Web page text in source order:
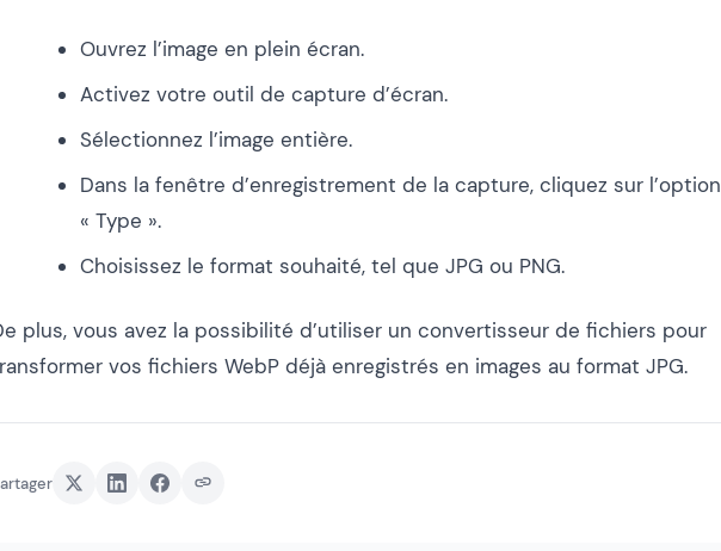
Ouvrez l’image en plein écran.
Activez votre outil de capture d’écran.
Sélectionnez l’image entière.
Dans la fenêtre d’enregistrement de la capture, cliquez sur l’option
« Type ».
Choisissez le format souhaité, tel que JPG ou PNG.
plus, vous avez la possibilité d’utiliser un convertisseur de fichiers pour
vos fichiers WebP déjà enregistrés en images au format JPG.